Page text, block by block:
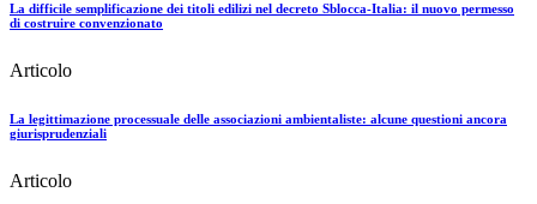
La difficile semplificazione dei titoli edilizi nel decreto Sblocca-Italia: il nuovo permesso
di costruire convenzionato
Articolo
La legittimazione processuale delle associazioni ambientaliste: alcune questioni ancora
giurisprudenziali
Articolo